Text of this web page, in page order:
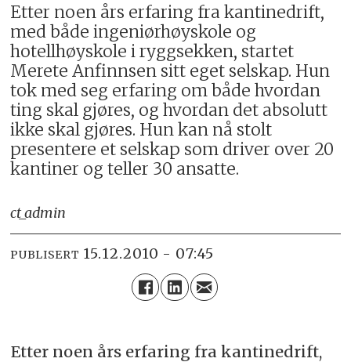
Etter noen års erfaring fra kantinedrift,
med både ingeniørhøyskole og
hotellhøyskole i ryggsekken, startet
Merete Anfinnsen sitt eget selskap. Hun
tok med seg erfaring om både hvordan
ting skal gjøres, og hvordan det absolutt
ikke skal gjøres. Hun kan nå stolt
presentere et selskap som driver over 20
kantiner og teller 30 ansatte.
ct_admin
PUBLISERT 15.12.2010 - 07:45
Etter noen års erfaring fra kantinedrift,